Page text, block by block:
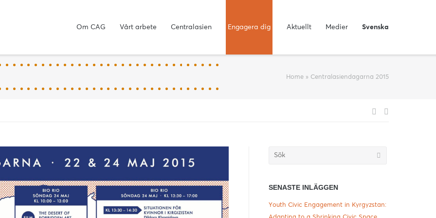
Om CAG Vårt arbete Centralasien Engagera dig Aktuellt Medier Svenska
Home » Centralasiendagarna 2015
Söka
SENASTE INLÄGGEN
Youth Civic Engagement in Kyrgyzstan: